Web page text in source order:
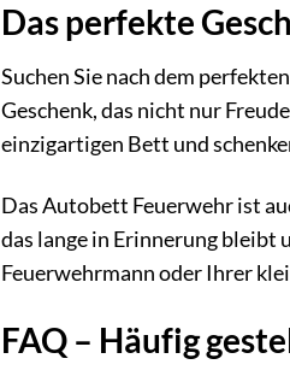
Das perfekte
Suchen Sie nach dem
Geschenk, das nicht nur
einzigartigen Bett und
Das Autobett Feuerwehr ist
das lange in Erinnerung bleibt
Feuerwehrmann oder Ihrer
FAQ – Häufig